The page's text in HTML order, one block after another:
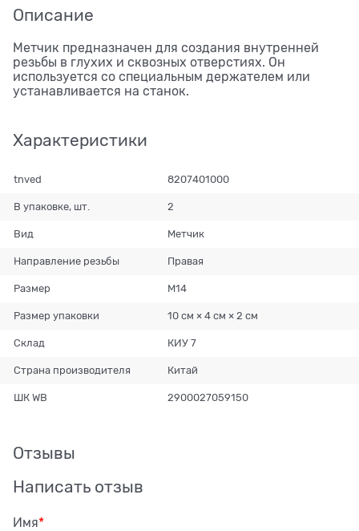
Описание
Метчик предназначен для создания внутренней
резьбы в глухих и сквозных отверстиях. Он
используется со специальным держателем или
устанавливается на станок.
Характеристики
tnved 8207401000
В упаковке, шт. 2
Вид Метчик
Направление резьбы Правая
Размер М14
Размер упаковки 10 см × 4 см × 2 см
Склад КИУ 7
Страна производителя Китай
ШК WB 2900027059150
Отзывы
Написать отзыв
Имя